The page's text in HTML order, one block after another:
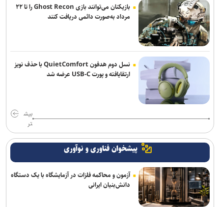
بازیکنان می‌توانند بازی Ghost Recon را تا ۲۲
مرداد به‌صورت دائمی دریافت کنند
نسل دوم هدفون QuietComfort با حذف نویز
ارتقایافته و پورت USB-C عرضه شد
بیش
تر
پیشخوان فناوری و نوآوری
آزمون و محاکمه فلزات در آزمایشگاه با یک دستگاه
دانش‌بنیان ایرانی